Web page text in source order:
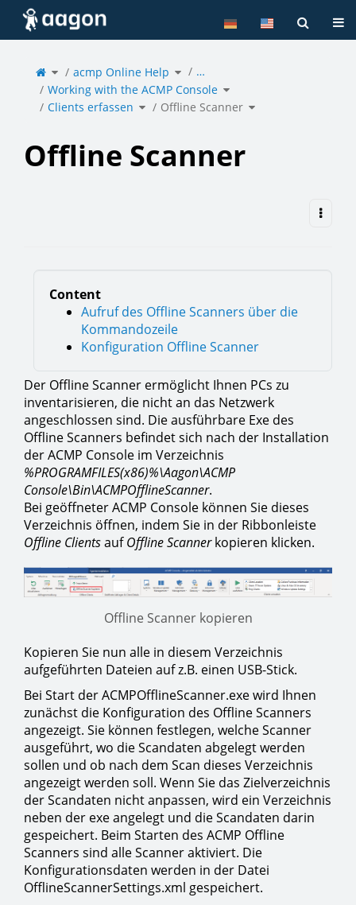
Home
Toggle
the
parent
tree
of
Offline
Scanner.
acmp Online Help Toggle
the
hierarchy
tree
under
acmp
Online
Help.
…
Working with the ACMP Console Toggle
the
hierarchy
tree
under
Working
with
the
Clients erfassen Toggle
the
hierarchy
tree
Offline Scanner Toggle
the
hierarchy
tree
Offline Scanner
Content
Aufruf des Offline Scanners über die
Kommandozeile
Konfiguration Offline Scanner
Der Offline Scanner ermöglicht Ihnen PCs zu
inventarisieren, die nicht an das Netzwerk
angeschlossen sind. Die ausführbare Exe des
Offline Scanners befindet sich nach der Installation
der ACMP Console im Verzeichnis
%PROGRAMFILES(x86)%\Aagon\ACMP
Console\Bin\ACMPOfflineScanner.
Bei geöffneter ACMP Console können Sie dieses
Verzeichnis öffnen, indem Sie in der Ribbonleiste
Offline ClientsaufOffline Scannerkopieren klicken.
Offline Scanner kopieren
Kopieren Sie nun alle in diesem Verzeichnis
aufgeführten Dateien auf z.B. einen USB-Stick.
Bei Start der ACMPOfflineScanner.exe wird Ihnen
zunächst die Konfiguration des Offline Scanners
angezeigt. Sie können festlegen, welche Scanner
ausgeführt, wo die Scandaten abgelegt werden
sollen und ob nach dem Scan dieses Verzeichnis
angezeigt werden soll. Wenn Sie das Zielverzeichnis
der Scandaten nicht anpassen, wird ein Verzeichnis
neben der exe angelegt und die Scandaten darin
gespeichert. Beim Starten des ACMP Offline
Scanners sind alle Scanner aktiviert. Die
Konfigurationsdaten werden in der Datei
OfflineScannerSettings.xml gespeichert.